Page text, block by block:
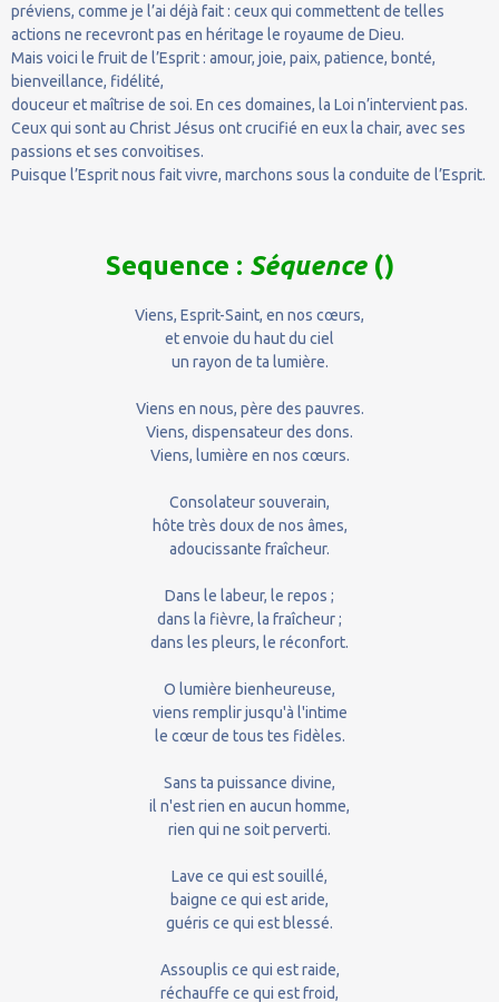
préviens, comme je l’ai déjà fait : ceux qui commettent de telles
actions ne recevront pas en héritage le royaume de Dieu.
Mais voici le fruit de l’Esprit : amour, joie, paix, patience, bonté,
bienveillance, fidélité,
douceur et maîtrise de soi. En ces domaines, la Loi n’intervient pas.
Ceux qui sont au Christ Jésus ont crucifié en eux la chair, avec ses
passions et ses convoitises.
Puisque l’Esprit nous fait vivre, marchons sous la conduite de l’Esprit.
Sequence : Séquence ()
Viens, Esprit-Saint, en nos cœurs,
et envoie du haut du ciel
un rayon de ta lumière.
Viens en nous, père des pauvres.
Viens, dispensateur des dons.
Viens, lumière en nos cœurs.
Consolateur souverain,
hôte très doux de nos âmes,
adoucissante fraîcheur.
Dans le labeur, le repos ;
dans la fièvre, la fraîcheur ;
dans les pleurs, le réconfort.
O lumière bienheureuse,
viens remplir jusqu'à l'intime
le cœur de tous tes fidèles.
Sans ta puissance divine,
il n'est rien en aucun homme,
rien qui ne soit perverti.
Lave ce qui est souillé,
baigne ce qui est aride,
guéris ce qui est blessé.
Assouplis ce qui est raide,
réchauffe ce qui est froid,